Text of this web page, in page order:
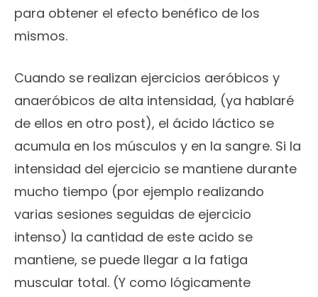
para obtener el efecto benéfico de los
mismos.
Cuando se realizan ejercicios aeróbicos y
anaeróbicos de alta intensidad, (ya hablaré
de ellos en otro post), el ácido láctico se
acumula en los músculos y en la sangre. Si la
intensidad del ejercicio se mantiene durante
mucho tiempo (por ejemplo realizando
varias sesiones seguidas de ejercicio
intenso) la cantidad de este acido se
mantiene, se puede llegar a la fatiga
muscular total. (Y como lógicamente